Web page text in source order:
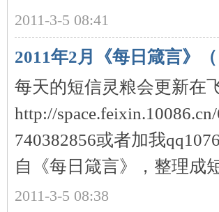
2011-3-5 08:41
2011年2月《每日箴言》
每天的短信灵粮会更新在
http://
740382856或者加我
自《每日箴言》，整理成
2011-3-5 08:38